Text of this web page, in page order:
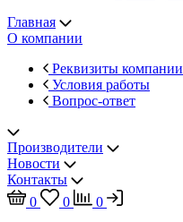
Главная
О компании
Реквизиты компании
Условия работы
Вопрос-ответ
Производители
Новости
Контакты
0
0
0